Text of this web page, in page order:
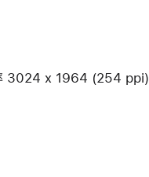
率 3024 x 1964 (254 ppi)